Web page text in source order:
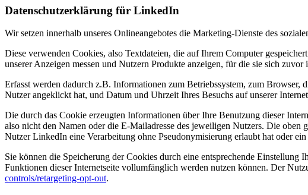
Datenschutzerklärung für LinkedIn
Wir setzen innerhalb unseres Onlineangebotes die Marketing-Dienste des
Diese verwenden Cookies, also Textdateien, die auf Ihrem Computer
unserer Anzeigen messen und Nutzern Produkte anzeigen, für die sie sich zuvor
Erfasst werden dadurch z.B. Informationen zum Betriebssystem, zum
Nutzer angeklickt hat, und Datum und Uhrzeit Ihres Besuchs auf unserer
Die durch das Cookie erzeugten Informationen über Ihre Benutzung dieser
also nicht den Namen oder die E-Mailadresse des jeweiligen Nutzers. Die
Nutzer LinkedIn eine Verarbeitung ohne Pseudonymisierung erlaubt hat oder
Sie können die Speicherung der Cookies durch eine entsprechende
Funktionen dieser Internetseite vollumfänglich werden nutzen können. Der
controls/retargeting-opt-out.